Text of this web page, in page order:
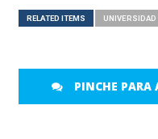
RELATED ITEMS UNIVERSIDAD
PINCHE PARA